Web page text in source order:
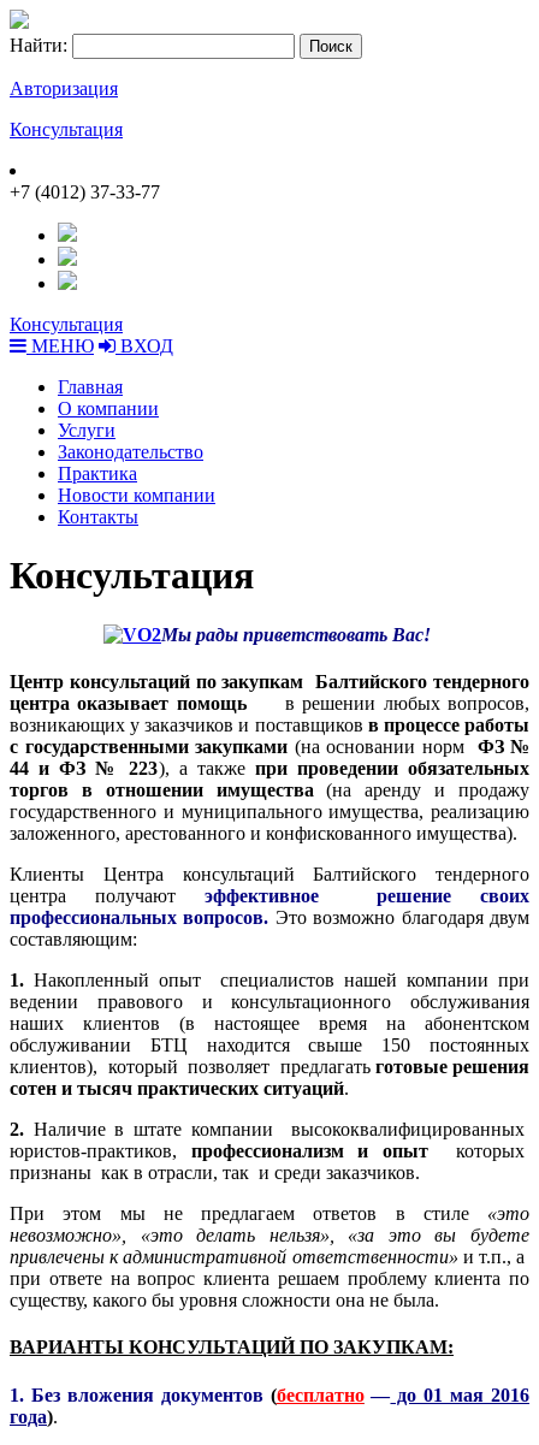
Найти:
Авторизация
Консультация
+7 (4012) 37-33-77
Консультация
МЕНЮ
ВХОД
Главная
О компании
Услуги
Законодательство
Практика
Новости компании
Контакты
Консультация
Мы рады приветствовать Вас!
Центр консультаций по закупкам Балтийского тендерного
центра оказывает помощьв решении любых вопросов,
возникающих у заказчиков и поставщиков в процессе работы
с государственными закупками (на основании нормФЗ №
44 и ФЗ № 223), а также при проведении обязательных
торгов в отношении имущества (на аренду и продажу
государственного и муниципального имущества, реализацию
заложенного, арестованного и конфискованного имущества).
Клиенты Центра консультаций Балтийского тендерного
центра получают эффективное решение своих
профессиональных вопросов. Это возможно благодаря двум
составляющим:
1. Накопленный опыт специалистов нашей компании при
ведении правового и консультационного обслуживания
наших клиентов (в настоящее время на абонентском
обслуживании БТЦ находится свыше 150 постоянных
клиентов), который позволяет предлагать готовые решения
сотен и тысяч практических ситуаций.
2. Наличие в штате компании высококвалифицированных
юристов-практиков, профессионализм и опыткоторых
признаны как в отрасли, так и среди заказчиков.
При этом мы не предлагаем ответов в стиле «это
невозможно», «это делать нельзя», «за это вы будете
привлечены к административной ответственности» и т.п., а
при ответе на вопрос клиента решаем проблему клиента по
существу, какого бы уровня сложности она не была.
ВАРИАНТЫ КОНСУЛЬТАЦИЙ ПО ЗАКУПКАМ:
1. Без вложения документов(бесплатно—до 01 мая 2016
года).